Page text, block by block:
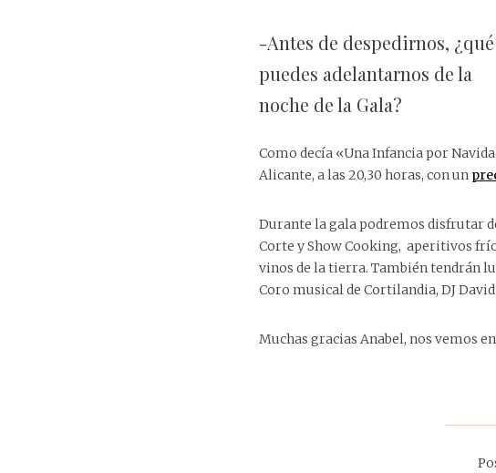
-Antes de despedirnos, ¿qué
puedes adelantarnos de la
noche de la Gala?
Como decía «Una Infancia por
Alicante, a las 20,30 horas, con un
Durante la gala podremos disfrutar
Corte y Show Cooking, aperitivos
vinos de la tierra. También tendrán
Coro musical de Cortilandia, DJ
Muchas gracias Anabel, nos vemos